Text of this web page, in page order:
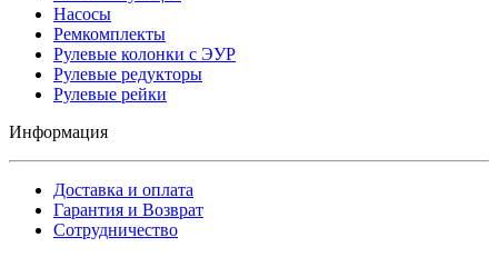
Насосы
Ремкомплекты
Рулевые колонки с ЭУР
Рулевые редукторы
Рулевые рейки
Информация
Доставка и оплата
Гарантия и Возврат
Сотрудничество